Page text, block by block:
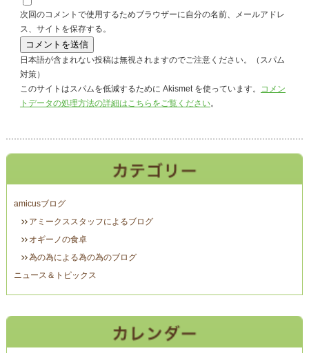
次回のコメントで使用するためブラウザーに自分の名前、メールアドレ
ス、サイトを保存する。
日本語が含まれない投稿は無視されますのでご注意ください。（スパム
対策）
このサイトはスパムを低減するために Akismet を使っています。 コメン
トデータの処理方法の詳細はこちらをご覧ください。
amicusブログ
アミークススタッフによるブログ
オギーノの食卓
為の為による為の為のブログ
ニュース＆トピックス